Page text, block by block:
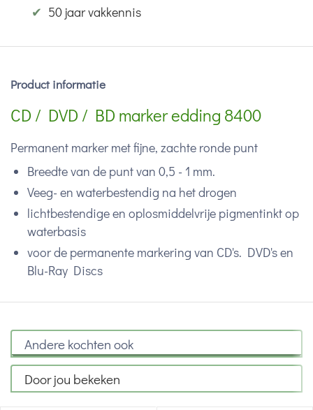
✔ 50 jaar vakkennis
Product informatie
CD / DVD / BD marker edding 8400
Permanent marker met fijne, zachte ronde punt
Breedte van de punt van 0,5 - 1 mm.
Veeg- en waterbestendig na het drogen
lichtbestendige en oplosmiddelvrije pigmentinkt op
waterbasis
voor de permanente markering van CD's. DVD's en
Blu-Ray Discs
Andere kochten ook
Door jou bekeken